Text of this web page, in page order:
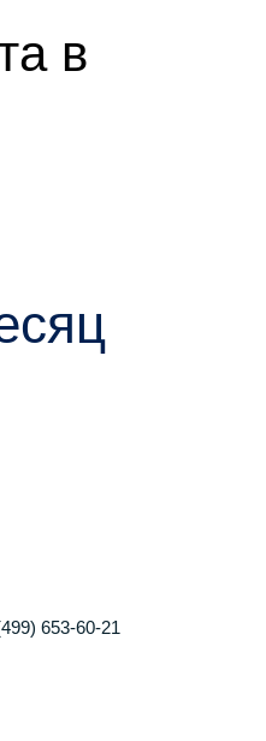
в
653-60-21